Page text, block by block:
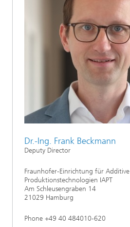
Dr.-Ing. Frank Beckmann
Deputy Director
Fraunhofer-Einrichtung für Additive
Produktionstechnologien IAPT
Am Schleusengraben 14
21029 Hamburg
Phone +49 40 484010-620